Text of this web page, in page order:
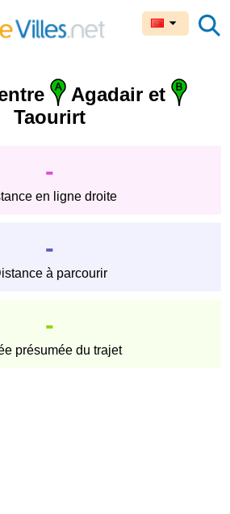
Agadair et
Taourirt
-
en ligne droite
-
à parcourir
-
présumée du trajet